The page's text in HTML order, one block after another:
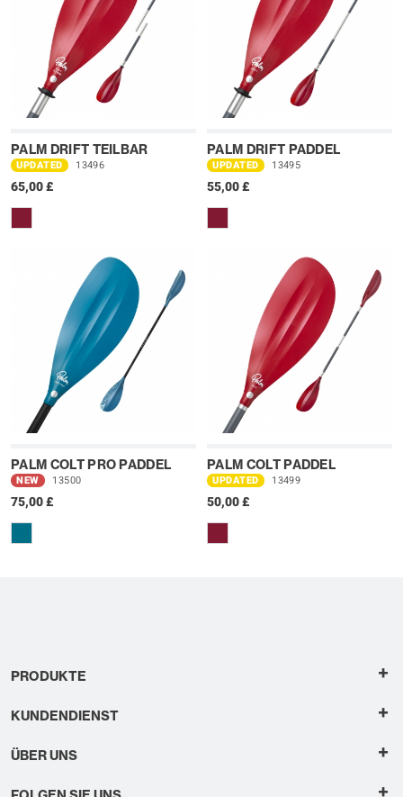
PALM DRIFT TEILBAR
UPDATED 13496
65,00 £
PALM DRIFT PADDEL
UPDATED 13495
55,00 £
PALM COLT PRO PADDEL
NEW 13500
75,00 £
PALM COLT PADDEL
UPDATED 13499
50,00 £
PRODUKTE +
KUNDENDIENST +
ÜBER UNS +
+